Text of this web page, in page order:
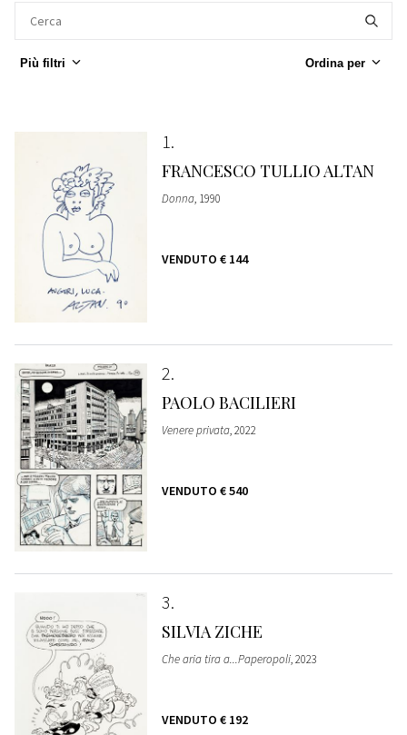
Più filtri Ordina per
1
FRANCESCO TULLIO ALTAN
Donna, 1990
VENDUTO € 144
2
PAOLO BACILIERI
Venere privata, 2022
VENDUTO € 540
3
SILVIA ZICHE
Che aria tira a...Paperopoli, 2023
VENDUTO € 192